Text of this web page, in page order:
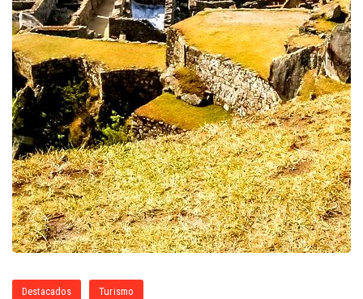
Destacados Turismo